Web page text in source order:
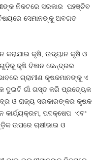
ନିକଟରେ ସରକାର ପହଞ୍ଚିବ
ସେମାନଙ୍କୁ ଅବଗତ
କରାଯାଇ କୃଷି, ଉଦ୍ୟାନ କୃଷି ଓ
କୃଷି ବିଜ୍ଞାନ କେନ୍ଦ୍ରର
ଗ୍ରାମୀଣ କୃଷକମାନଙ୍କୁ ଏ
ଦୁଇଟି ଗାଁ ଗସ୍ତ କରି ପ୍ରତ୍ୟେକ
ଓ ରାଜ୍ୟ ସରକାରଙ୍କର କୃଷକ
କାର୍ଯ୍ୟକ୍ରମ, ପଦକ୍ଷେପ ଏବଂ
ଉପରେ ଚାଷୀଭାଇ ଓ